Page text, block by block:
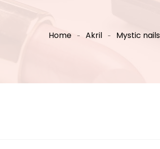
Home Akril Mystic